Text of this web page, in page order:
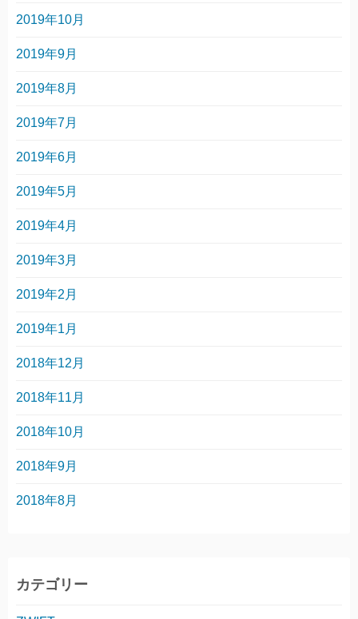
2019年10月
2019年9月
2019年8月
2019年7月
2019年6月
2019年5月
2019年4月
2019年3月
2019年2月
2019年1月
2018年12月
2018年11月
2018年10月
2018年9月
2018年8月
カテゴリー